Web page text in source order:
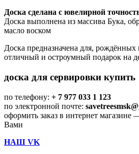
Доска сделана с ювелирной
Доска выполнена из массива Бука,
масло воском
Доска предназначена для, рождённых
отличный и остроумный подарок на
доска для сервировки купить
по телефону: + 7 977 033 1 123
по электронной почте:
оформить заказ в интернет магазине
Вами
НАШ VK